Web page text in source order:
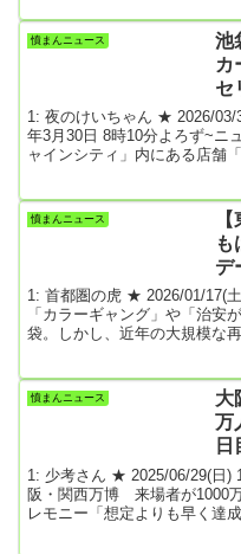
投稿で、「ゼレンスキーがつ
ナ政権は孤立無援だったとホ
う」「トランプ氏と（米副大
憤まんニュース
池
カ
セ
「
1: 夜のけいちゃん ★ 2026/03/
年3月30日 8時10分よろず~ニ
ャインシティ」内にある店舗
２人は元交際関係で、容疑者
れたものの、罰金を払って釈
憤まんニュース
も
デ
の
1: 首都圏の虎 ★ 2026/01/17(
「カラーギャング」や「治安
袋。しかし、近年の大規模な
か。最新の意識調査から、変
抱く「固定観念」の正体に迫
憤まんニュース
大
万
「
1: 少考さん ★ 2025/06/29(日)
阪・関西万博 来場者が1000
レモニー「想定よりも早く達